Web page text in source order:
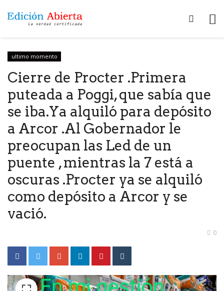
ultimo momento
Cierre de Procter .Primera
puteada a Poggi, que sabía que
se iba.Ya alquiló para depósito
a Arcor .Al Gobernador le
preocupan las Led de un
puente , mientras la 7 está a
oscuras .Procter ya se alquiló
como depósito a Arcor y se
vació.
0